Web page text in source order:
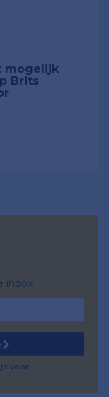
mogelijk
Brits
inbox
voor!